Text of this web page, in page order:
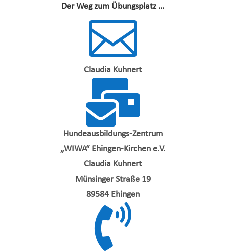
Der Weg zum Übungsplatz …

Claudia Kuhnert

Hundeausbildungs-Zentrum
„WIWA“ Ehingen-Kirchen e.V.
Claudia Kuhnert
Münsinger Straße 19
89584 Ehingen
